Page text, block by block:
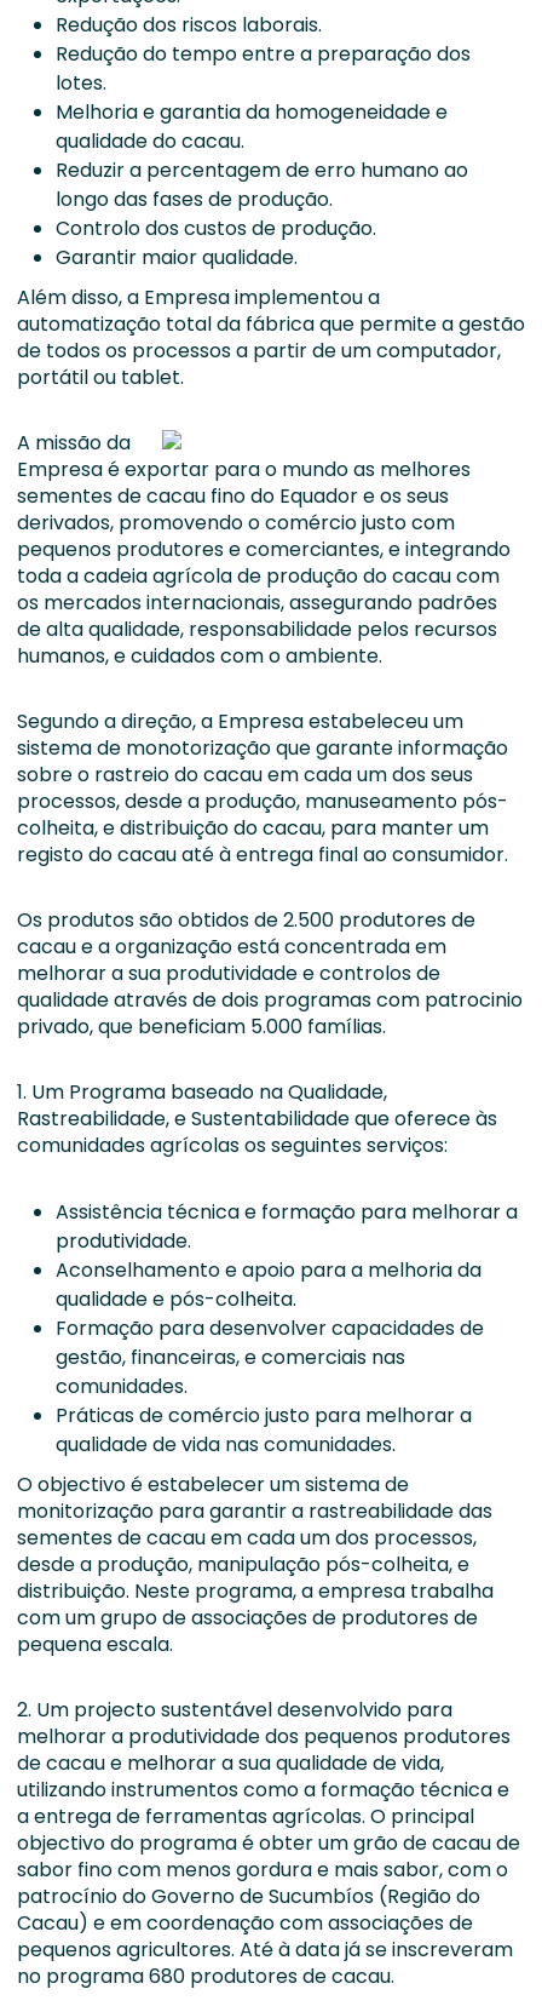
Redução dos riscos laborais.
Redução do tempo entre a preparação dos
lotes.
Melhoria e garantia da homogeneidade e
qualidade do cacau.
Reduzir a percentagem de erro humano ao
longo das fases de produção.
Controlo dos custos de produção.
Garantir maior qualidade.
Além disso, a Empresa implementou a
automatização total da fábrica que permite a gestão
de todos os processos a partir de um computador,
portátil ou tablet.
A missão da
Empresa é exportar para o mundo as melhores
sementes de cacau fino do Equador e os seus
derivados, promovendo o comércio justo com
pequenos produtores e comerciantes, e integrando
toda a cadeia agrícola de produção do cacau com
os mercados internacionais, assegurando padrões
de alta qualidade, responsabilidade pelos recursos
humanos, e cuidados com o ambiente.
Segundo a direção, a Empresa estabeleceu um
sistema de monotorização que garante informação
sobre o rastreio do cacau em cada um dos seus
processos, desde a produção, manuseamento pós-
colheita, e distribuição do cacau, para manter um
registo do cacau até à entrega final ao consumidor.
Os produtos são obtidos de 2.500 produtores de
cacau e a organização está concentrada em
melhorar a sua produtividade e controlos de
qualidade através de dois programas com patrocinio
privado, que beneficiam 5.000 famílias.
1. Um Programa baseado na Qualidade,
Rastreabilidade, e Sustentabilidade que oferece às
comunidades agrícolas os seguintes serviços:
Assistência técnica e formação para melhorar a
produtividade.
Aconselhamento e apoio para a melhoria da
qualidade e pós-colheita.
Formação para desenvolver capacidades de
gestão, financeiras, e comerciais nas
comunidades.
Práticas de comércio justo para melhorar a
qualidade de vida nas comunidades.
O objectivo é estabelecer um sistema de
monitorização para garantir a rastreabilidade das
sementes de cacau em cada um dos processos,
desde a produção, manipulação pós-colheita, e
distribuição. Neste programa, a empresa trabalha
com um grupo de associações de produtores de
pequena escala.
2. Um projecto sustentável desenvolvido para
melhorar a produtividade dos pequenos produtores
de cacau e melhorar a sua qualidade de vida,
utilizando instrumentos como a formação técnica e
a entrega de ferramentas agrícolas. O principal
objectivo do programa é obter um grão de cacau de
sabor fino com menos gordura e mais sabor, com o
patrocínio do Governo de Sucumbíos (Região do
Cacau) e em coordenação com associações de
pequenos agricultores. Até à data já se inscreveram
no programa 680 produtores de cacau.